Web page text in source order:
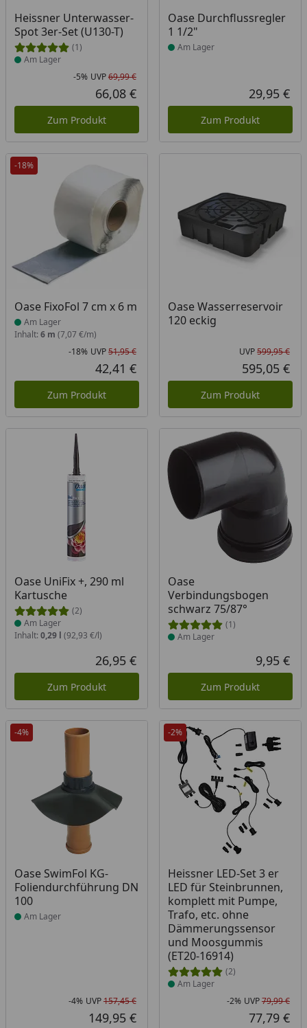
Heissner Unterwasser-
Spot 3er-Set (U130-T)
(1)
Produkt am Lager
Am Lager
Rabatt in Prozent
-5%
Ursprünglicher Preis
UVP69,99 €
Aktueller Preis
66,08 €
Zum Produkt
Oase Durchflussregler
1 1/2"
Produkt am Lager
Am Lager
29,95 €
Zum Produkt
-18%
Oase FixoFol 7 cm x 6 m
Produkt am Lager
Am Lager
Inhalt: 6 m (7,07 €/m)
Rabatt in Prozent
-18%
Ursprünglicher Preis
UVP51,95 €
Aktueller Preis
42,41 €
Zum Produkt
Oase Wasserreservoir
120 eckig
UVP599,95 €
595,05 €
Zum Produkt
Oase UniFix +, 290 ml
Kartusche
(2)
Produkt am Lager
Am Lager
Inhalt: 0,29 l (92,93 €/l)
Aktueller Preis
26,95 €
Zum Produkt
Oase
Verbindungsbogen
schwarz 75/87°
(1)
Produkt am Lager
Am Lager
9,95 €
Zum Produkt
-4%
Oase SwimFol KG-
Foliendurchführung DN
100
Produkt am Lager
Am Lager
Rabatt in Prozent
-4%
Ursprünglicher Preis
UVP157,45 €
149,95 €
-2%
Heissner LED-Set 3 er
LED für Steinbrunnen,
komplett mit Pumpe,
Trafo, etc. ohne
Dämmerungssensor
und Moosgummis
(ET20-16914)
(2)
Produkt am Lager
Am Lager
-2% UVP79,99 €
77,79 €